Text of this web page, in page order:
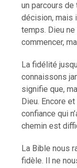
un parcours de
décision, mais
temps. Dieu
commencer,
La fidélité
connaissons
signifie que,
Dieu. Encore
confiance qui
chemin est
La Bible nous
fidèle. Il ne